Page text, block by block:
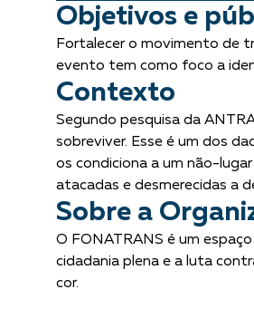
Objetivos e
Fortalecer o movimento de
evento tem como foco a
Contexto
Segundo pesquisa da
sobreviver. Esse é um dos
os condiciona a um não-
atacadas e desmerecidas a
Sobre a
O FONATRANS é um
cidadania plena e a luta
cor.